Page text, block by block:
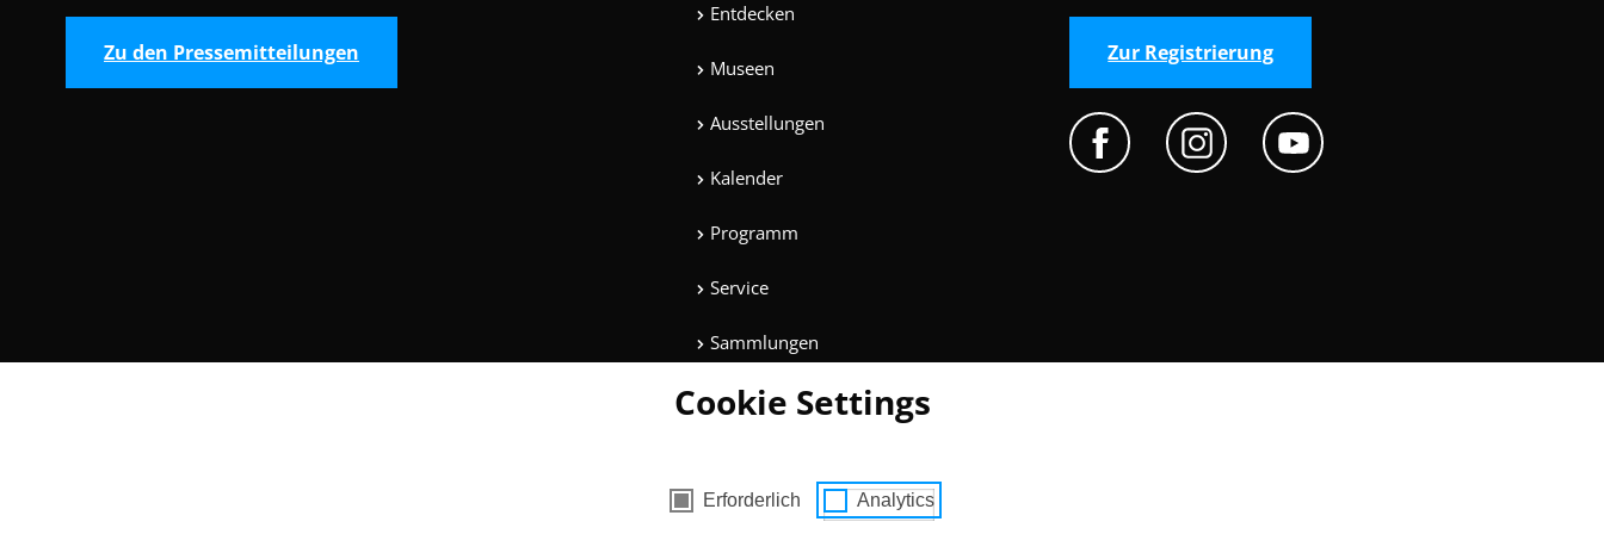
Zu den Pressemitteilungen
Entdecken
Museen
Ausstellungen
Kalender
Programm
Service
Sammlungen
Magazine
Unterhaltung
Zur Registrierung
Cookie Settings
Consent Selection | Auswahl der Cookies mit Zustimmung
Erforderlich Analytics